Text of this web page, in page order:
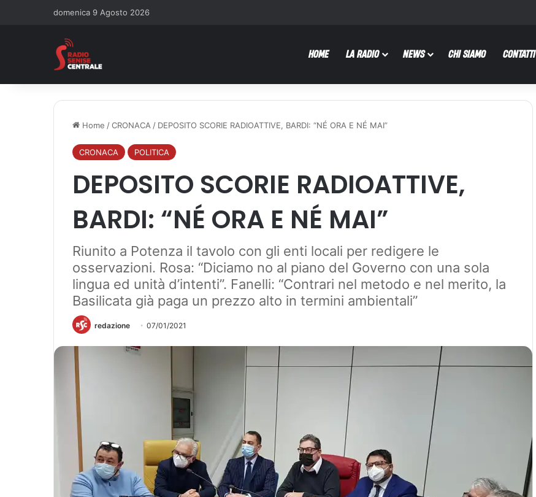
domenica 9 Agosto 2026
HOME LA RADIO NEWS CHI SIAMO CONTATTI
Home /CRONACA / DEPOSITO SCORIE RADIOATTIVE, BARDI: “NÉ ORA E NÉ MAI”
CRONACA POLITICA
DEPOSITO SCORIE RADIOATTIVE,
BARDI: “NÉ ORA E NÉ MAI”
Riunito a Potenza il tavolo con gli enti locali per redigere le
osservazioni. Rosa: “Diciamo no al piano del Governo con una sola
lingua ed unità d’intenti”. Fanelli: “Contrari nel metodo e nel merito, la
Basilicata già paga un prezzo alto in termini ambientali”
redazione 07/01/2021